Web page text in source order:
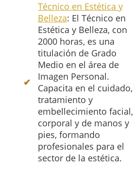
Técnico en Estética y
Belleza: El Técnico en
Estética y Belleza, con
2000 horas, es una
titulación de Grado
Medio en el área de
Imagen Personal.
Capacita en el cuidado,
tratamiento y
embellecimiento facial,
corporal y de manos y
pies, formando
profesionales para el
sector de la estética.